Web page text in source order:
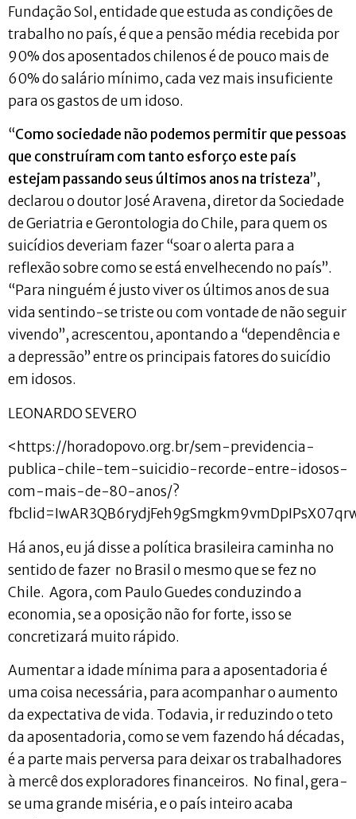
Fundação Sol, entidade que estuda as condições de
trabalho no país, é que a pensão média recebida por
90% dos aposentados chilenos é de pouco mais de
60% do salário mínimo, cada vez mais insuficiente
para os gastos de um idoso.
“Como sociedade não podemos permitir que pessoas
que construíram com tanto esforço este país
estejam passando seus últimos anos na tristeza”,
declarou o doutor José Aravena, diretor da Sociedade
de Geriatria e Gerontologia do Chile, para quem os
suicídios deveriam fazer “soar o alerta para a
reflexão sobre como se está envelhecendo no país”.
“Para ninguém é justo viver os últimos anos de sua
vida sentindo-se triste ou com vontade de não seguir
vivendo”, acrescentou, apontando a “dependência e
a depressão” entre os principais fatores do suicídio
em idosos.
LEONARDO SEVERO
<https://horadopovo.org.br/sem-previdencia-
publica-chile-tem-suicidio-recorde-entre-idosos-
com-mais-de-80-anos/?
Há anos, eu já disse a política brasileira caminha no
sentido de fazer no Brasil o mesmo que se fez no
Chile. Agora, com Paulo Guedes conduzindo a
economia, se a oposição não for forte, isso se
concretizará muito rápido.
Aumentar a idade mínima para a aposentadoria é
uma coisa necessária, para acompanhar o aumento
da expectativa de vida. Todavia, ir reduzindo o teto
da aposentadoria, como se vem fazendo há décadas,
é a parte mais perversa para deixar os trabalhadores
à mercê dos exploradores financeiros. No final, gera-
se uma grande miséria, e o país inteiro acaba